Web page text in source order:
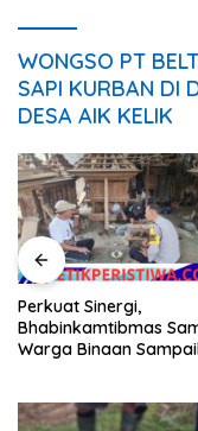
WONGSO PT
SAPI KURBAN DI
DESA AIK KELIK
Perkuat Sinergi,
Bhabinkamtibmas
Warga Binaan